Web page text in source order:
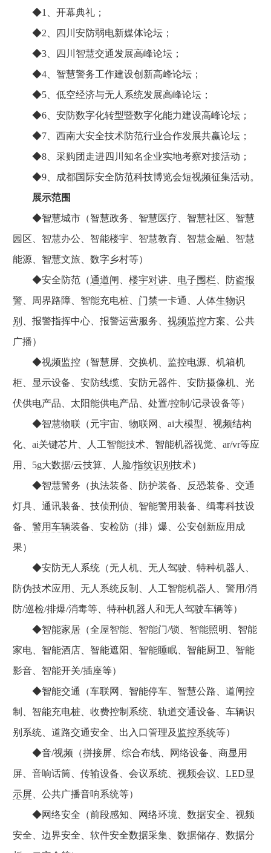
◆1、开幕典礼；
◆2、四川安防弱电新媒体论坛；
◆3、四川智慧交通发展高峰论坛；
◆4、智慧警务工作建设创新高峰论坛；
◆5、低空经济与无人系统发展高峰论坛；
◆6、安防数字化转型暨数字化能力建设高峰论坛；
◆7、西南大安全技术防范行业合作发展共赢论坛；
◆8、采购团走进四川知名企业实地考察对接活动；
◆9、成都国际安全防范科技博览会短视频征集活动。
展示范围
◆智慧城市（智慧政务、智慧医疗、智慧社区、智慧
园区、智慧办公、智能楼宇、智慧教育、智慧金融、智慧
能源、智慧文旅、数字乡村等）
◆安全防范（通道闸 楼宇对讲 电子围栏
防盗报
警 、周界路障、智能充电桩、 门禁一卡通、人体生物识
别
、报警指挥中心、报警运营服务、 视频监控方案、公共
广播）
◆视频监控（智慧屏、交换机、监控电源、机箱机
柜、显示设备、安防线缆、安防元器件、安防摄像机 、光
伏供电产品、太阳能供电产品、处置/控制/记录设备等）
◆智慧物联（元宇宙、物联网、ai大模型、视频结构
化、ai关键芯片、人工智能技术、智能机器视觉、ar/vr等应
用、5g大数据/云技算、人脸/指纹识别 技术）
◆智慧警务（执法装备、防护装备、反恐装备、交通
灯具、通讯装备、技侦刑侦、智能警用装备、缉毒科技设
备、 警用车辆装备、安检防（排）爆、公安创新应用成
果）
◆安防无人系统（无人机、无人驾驶、特种机器人、
防伪技术应用、无人系统反制、人工智能机器人、警用/消
防/巡检/排爆/消毒等、特种机器人和无人驾驶车辆等）
◆智能家居 （全屋智能、智能门/锁、智能照明、智能
家电、智能酒店、智能遮阳、智能睡眠、智能厨卫、智能
影音、智能开关/插座等）
◆智能交通（车联网、智能停车、智慧公路、道闸控
制、智能充电桩、收费控制系统、轨道交通设备、车辆识
别系统、道路交通安全、出入口管理及 监控系统等）
◆音/视频（拼接屏、综合布线、网络设备、商显用
屏、音响话筒、 传输设备 、会议系统、 视频会议
LED显
示屏 、公共广播音响系统等）
◆网络安全（前段感知、网络环境、数据安全、视频
安全、边界安全、软件安全数据采集、数据储存、数据分